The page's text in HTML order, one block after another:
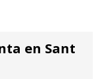
en Sant